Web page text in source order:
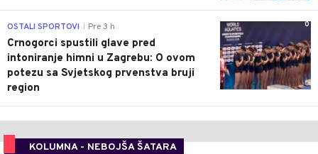
0
OSTALI SPORTOVI Pre 3 h
Crnogorci spustili glave pred
intoniranje himni u Zagrebu: O ovom
potezu sa Svjetskog prvenstva bruji
region
KOLUMNA - NEBOJŠA ŠATARA